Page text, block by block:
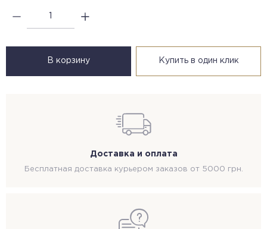
В корзину Купить в один клик
Доставка и оплата
Бесплатная доставка курьером заказов от 5000 грн.